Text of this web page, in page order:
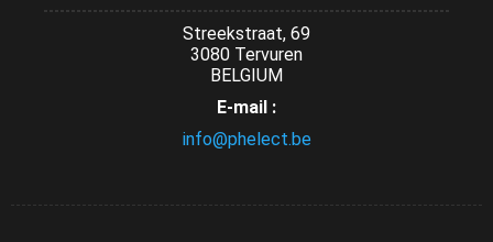
Streekstraat, 69
3080 Tervuren
BELGIUM
E-mail :
info@phelect.be